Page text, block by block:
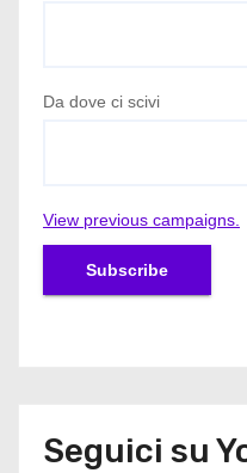
Da dove ci scivi
View previous campaigns.
Seguici su